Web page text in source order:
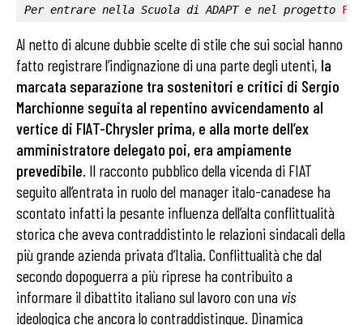
Per entrare nella Scuola di ADAPT e nel progetto
Al netto di alcune dubbie scelte di stile che sui social hanno
fatto registrare l’indignazione di una parte degli utenti, la
marcata separazione tra sostenitori e critici di Sergio
Marchionne seguita al repentino avvicendamento al
vertice di FIAT-Chrysler prima, e alla morte dell’ex
amministratore delegato poi, era ampiamente
prevedibile. Il racconto pubblico della vicenda di FIAT
seguito all’entrata in ruolo del manager italo-canadese ha
scontato infatti la pesante influenza dell’alta conflittualità
storica che aveva contraddistinto le relazioni sindacali della
più grande azienda privata d’Italia. Conflittualità che dal
secondo dopoguerra a più riprese ha contribuito a
informare il dibattito italiano sul lavoro con una vis
ideologica che ancora lo contraddistingue. Dinamica